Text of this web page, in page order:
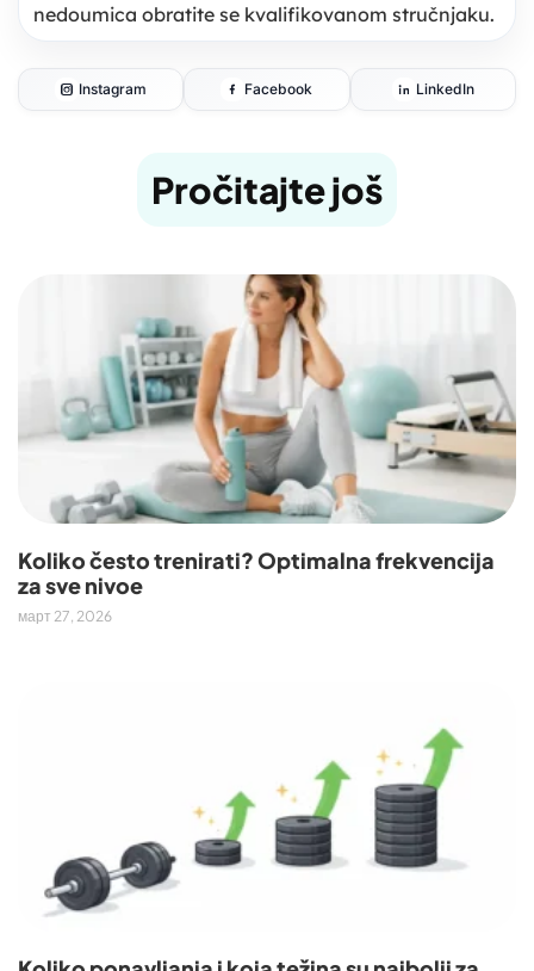
nedoumica obratite se kvalifikovanom stručnjaku.
Instagram Facebook LinkedIn
Pročitajte još
Koliko često trenirati? Optimalna frekvencija
za sve nivoe
март 27, 2026